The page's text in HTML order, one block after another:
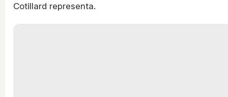
Cotillard representa.